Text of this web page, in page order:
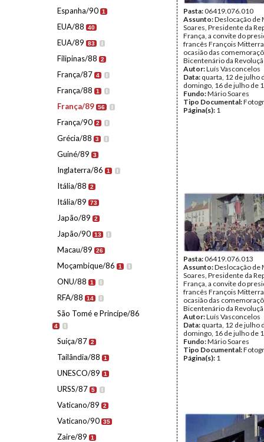
Espanha/90 1
EUA/88 40
EUA/89 83 I
Filipinas/88 2
França/87 4 I
França/88 1 I
França/89 56 I
França/90 2 I
Grécia/88 3 I
Guiné/89 3
Inglaterra/86 1 I
Itália/88 2
Itália/89 73
Japão/89 2
Japão/90 13 I
Macau/89 26
Moçambique/86 1 I
ONU/88 1 I
RFA/88 14 I
São Tomé e Princípe/86
4 I
Suíça/87 2
Tailândia/88 1
UNESCO/89 1
URSS/87 5 I
Vaticano/89 2
Vaticano/90 35
Zaire/89 1
Pasta:06419.076.010
Assunto:Deslocação de
Soares, Presidente da
França, a convite do
francês François
ocasião das
Bicentenário da
Autor:Luís Vasconcelos
Data: quarta, 12 de julho
domingo, 16 de julho de
Fundo:Mário Soares
Tipo Documental:
Página(s): 1
Pasta:06419.076.013
Assunto:Deslocação de
Soares, Presidente da
França, a convite do
francês François
ocasião das
Bicentenário da
Autor:Luís Vasconcelos
Data: quarta, 12 de julho
domingo, 16 de julho de
Fundo:Mário Soares
Tipo Documental:
Página(s): 1